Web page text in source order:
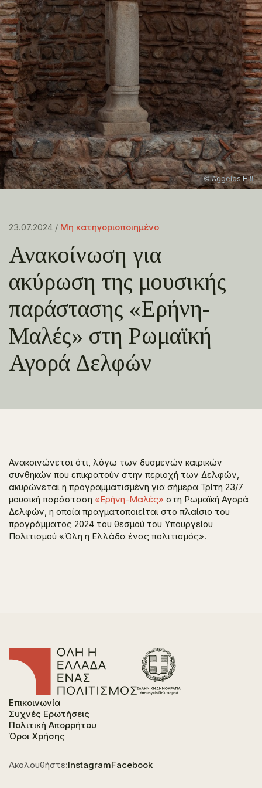
© Aggelos Hill
23.07.2024 / Μη κατηγοριοποιημένο
Ανακοίνωση για
ακύρωση της μουσικής
παράστασης «Ερήνη-
Μαλές» στη Ρωμαϊκή
Αγορά Δελφών
Ανακοινώνεται ότι, λόγω των δυσμενών καιρικών
συνθηκών που επικρατούν στην περιοχή των Δελφών,
ακυρώνεται η προγραμματισμένη για σήμερα Τρίτη 23/7
μουσική παράσταση «Ερήνη-Μαλές» στη Ρωμαϊκή Αγορά
Δελφών, η οποία πραγματοποιείται στο πλαίσιο του
προγράμματος 2024 του θεσμού του Υπουργείου
Πολιτισμού «Όλη η Ελλάδα ένας πολιτισμός».
Επικοινωνία
Συχνές Ερωτήσεις
Πολιτική Απορρήτου
Όροι Χρήσης
Ακολουθήστε:InstagramFacebook